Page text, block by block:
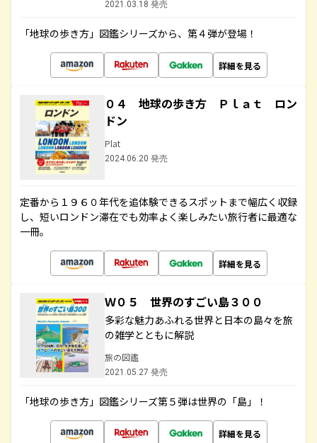
2021.03.18 発売
「地球の歩き方」図鑑シリーズから、第４弾が登場！
詳細を見る
０４ 地球の歩き方 Ｐｌａｔ ロン
ドン
Plat
2024.06.20 発売
定番から１９６０年代を追体験できるスポットまで幅広く収録
し、短いロンドン滞在でも効率よく楽しみたい旅行者に最適な
一冊。
詳細を見る
Ｗ０５ 世界のすごい島３００
多彩な魅力あふれる世界と日本の島々を旅
の雑学とともに解説
旅の図鑑
2021.05.27 発売
「地球の歩き方」図鑑シリーズ第５弾は世界の「島」！
詳細を見る